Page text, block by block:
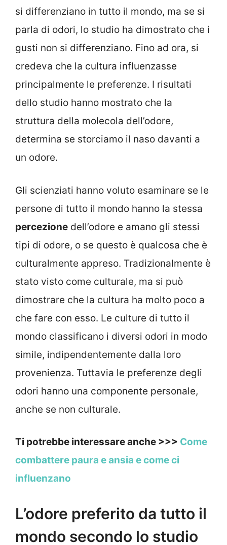
si differenziano in tutto il mondo, ma se si
parla di odori, lo studio ha dimostrato che i
gusti non si differenziano. Fino ad ora, si
credeva che la cultura influenzasse
principalmente le preferenze. I risultati
dello studio hanno mostrato che la
struttura della molecola dell’odore,
determina se storciamo il naso davanti a
un odore.
Gli scienziati hanno voluto esaminare se le
persone di tutto il mondo hanno la stessa
percezione dell’odore e amano gli stessi
tipi di odore, o se questo è qualcosa che è
culturalmente appreso. Tradizionalmente è
stato visto come culturale, ma si può
dimostrare che la cultura ha molto poco a
che fare con esso. Le culture di tutto il
mondo classificano i diversi odori in modo
simile, indipendentemente dalla loro
provenienza. Tuttavia le preferenze degli
odori hanno una componente personale,
anche se non culturale.
Ti potrebbe interessare anche >>> Come
combattere paura e ansia e come ci
influenzano
L’odore preferito da tutto il
mondo secondo lo studio